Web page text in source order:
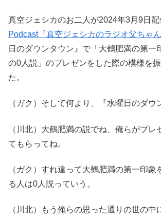
真空ジェシカのお二人が2024年3月9日
Podcast『真空ジェシカのラジオ父ちゃん
日のダウンタウン』で「大鶴肥満の第一
の0人説」のプレゼンをした際の模様を
た。
（ガク）そして何より、『水曜日のダウ
（川北）大鶴肥満の説でね、俺らがプレ
てもらってね。
（ガク）すれ違って大鶴肥満の第一印象
る人は0人説っていう。
（川北）もう俺らの思った通りの世の中